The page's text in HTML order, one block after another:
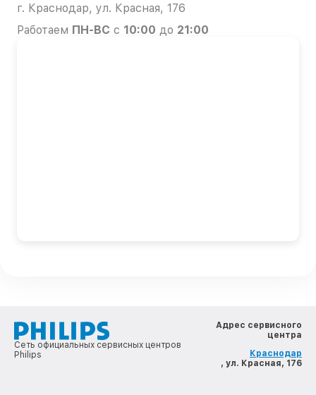
г. Краснодар, ул. Красная, 176
Работаем ПН-ВС с 10:00 до 21:00
Сеть официальных сервисных центров
Philips
Адрес сервисного
центра
Краснодар
, ул. Красная, 176